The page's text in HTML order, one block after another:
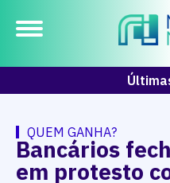
QUEM GANHA?
Bancários
em protesto